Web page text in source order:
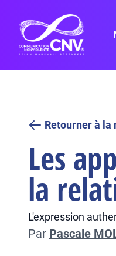
Retourner à la
Les
la
L'expression
Par Pascale